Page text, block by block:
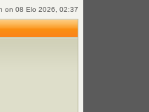
on 08 Elo 2026, 02:37